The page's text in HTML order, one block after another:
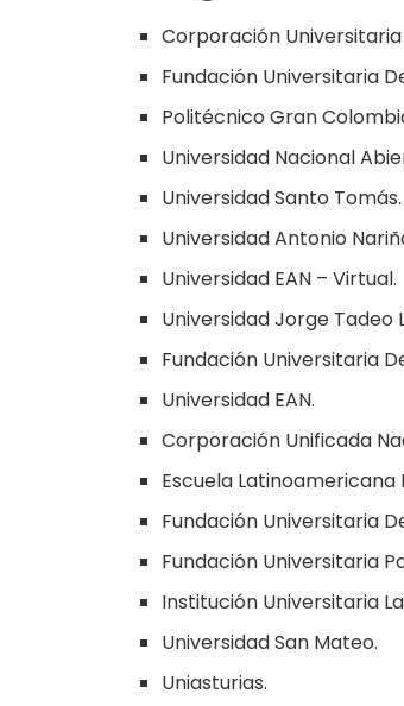
Corporación
Fundación Universitaria
Politécnico Gran
Universidad Nacional
Universidad Santo Tomás.
Universidad Antonio
Universidad EAN – Virtual.
Universidad Jorge Tadeo
Fundación Universitaria
Universidad EAN.
Corporación Unificada
Escuela Latinoamericana
Fundación Universitaria
Fundación Universitaria
Institución Universitaria
Universidad San Mateo.
Uniasturias.